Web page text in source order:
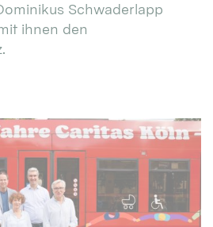
Schwaderlapp
ihnen den